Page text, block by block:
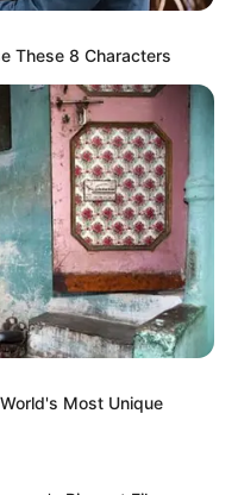
These 8 Characters
Most Unique